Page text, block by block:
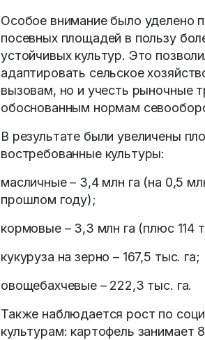
Особое внимание было уделено
посевных площадей в пользу
устойчивых культур. Это
адаптировать сельское
вызовам, но и учесть рыночные
обоснованным нормам
В результате были увеличены
востребованные культуры:
масличные – 3,4 млн га (на 0,5
прошлом году);
кормовые – 3,3 млн га (плюс 114
кукуруза на зерно – 167,5 тыс. га;
овощебахчевые – 222,3 тыс. га.
Также наблюдается рост по
культурам: картофель занимает